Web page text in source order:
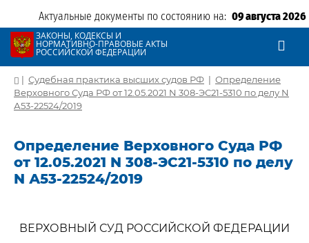
Актуальные документы по состоянию на: 09 августа 2026
ЗАКОНЫ, КОДЕКСЫ И
НОРМАТИВНО-ПРАВОВЫЕ АКТЫ
РОССИЙСКОЙ ФЕДЕРАЦИИ
| Судебная практика высших судов РФ | Определение
Верховного Суда РФ от 12.05.2021 N 308-ЭС21-5310 по делу N
А53-22524/2019
Определение Верховного Суда РФ
от 12.05.2021 N 308-ЭС21-5310 по делу
N А53-22524/2019
ВЕРХОВНЫЙ СУД РОССИЙСКОЙ ФЕДЕРАЦИИ